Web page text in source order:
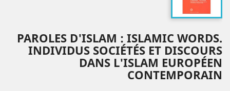
PAROLES D'ISLAM : ISLAMIC WORDS.
INDIVIDUS SOCIÉTÉS ET DISCOURS
DANS L'ISLAM EUROPÉEN
CONTEMPORAIN